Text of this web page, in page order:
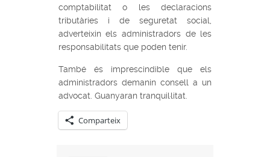
comptabilitat o les declaracions
tributàries i de seguretat social,
adverteixin els administradors de les
responsabilitats que poden tenir.
També és imprescindible que els
administradors demanin consell a un
advocat. Guanyaran tranquil·litat.
Comparteix